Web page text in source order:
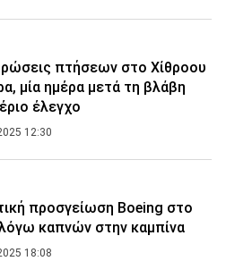
πτήσεων στο Χίθροου
μία ημέρα μετά τη βλάβη
έλεγχο
12:30
προσγείωση Boeing στο
καπνών στην καμπίνα
18:08